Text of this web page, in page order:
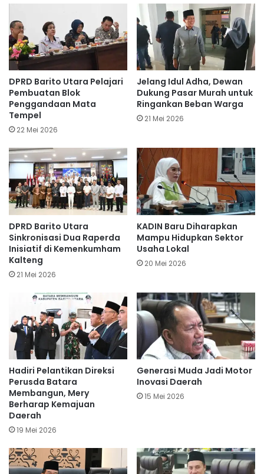
DPRD Barito Utara Pelajari
Pembuatan Blok
Penggandaan Mata
Tempel
22 Mei 2026
Jelang Idul Adha, Dewan
Dukung Pasar Murah untuk
Ringankan Beban Warga
21 Mei 2026
DPRD Barito Utara
Sinkronisasi Dua Raperda
Inisiatif di Kemenkumham
Kalteng
21 Mei 2026
KADIN Baru Diharapkan
Mampu Hidupkan Sektor
Usaha Lokal
20 Mei 2026
Hadiri Pelantikan Direksi
Perusda Batara
Membangun, Mery
Berharap Kemajuan
Daerah
19 Mei 2026
Generasi Muda Jadi Motor
Inovasi Daerah
15 Mei 2026